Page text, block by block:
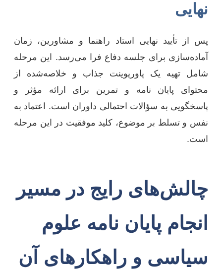
نهایی
پس از تأیید نهایی استاد راهنما و مشاورین، زمان
آماده‌سازی برای جلسه دفاع فرا می‌رسد. این مرحله
شامل تهیه یک پاورپوینت جذاب و خلاصه‌شده از
محتوای پایان نامه و تمرین برای ارائه مؤثر و
پاسخگویی به سؤالات احتمالی داوران است. اعتماد به
نفس و تسلط بر موضوع، کلید موفقیت در این مرحله
است.
چالش‌های رایج در مسیر
انجام پایان نامه علوم
سیاسی و راهکارهای آن